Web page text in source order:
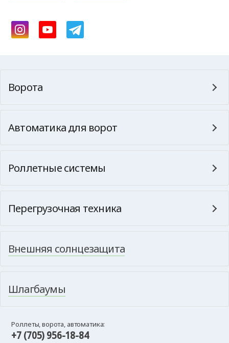
Ворота
Автоматика для ворот
Роллетные системы
Перегрузочная техника
Внешняя солнцезащита
Шлагбаумы
Роллеты, ворота, автоматика:
+7 (705) 956-18-84